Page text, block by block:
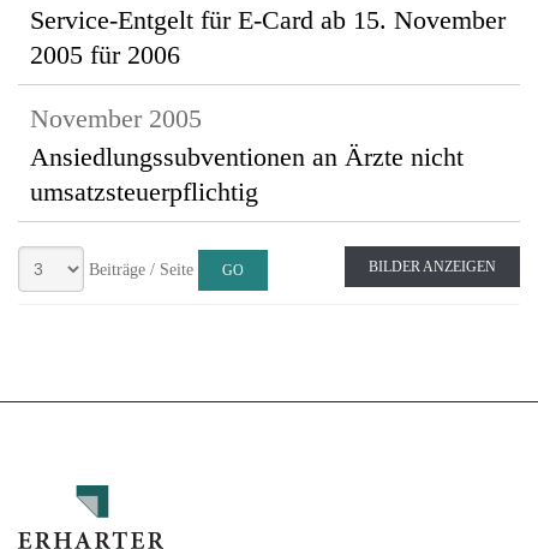
Service-Entgelt für E-Card ab 15. November
2005 für 2006
November 2005
Ansiedlungssubventionen an Ärzte nicht
umsatzsteuerpflichtig
Beiträge / Seite BILDER ANZEIGEN